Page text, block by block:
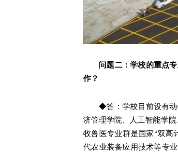
问题二：学校的重点
作？
◆答：学校目前设有动
济管理学院、人工智能学
牧兽医专业群是国家“双高
代农业装备应用技术等专